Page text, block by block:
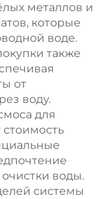
металлов и
которые
воде.
также
от
воду.
для
воды.
системы